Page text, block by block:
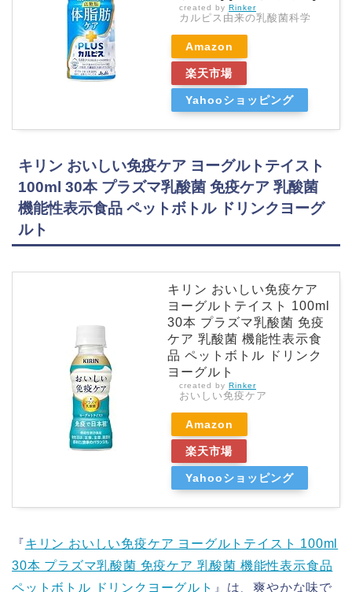
created by Rinker
カルピス由来の乳酸菌科学
Amazon
楽天市場
Yahooショッピング
キリン おいしい免疫ケア ヨーグルトテイスト
100ml 30本 プラズマ乳酸菌 免疫ケア 乳酸菌
機能性表示食品 ペットボトル ドリンクヨーグ
ルト
キリン おいしい免疫ケア
ヨーグルトテイスト 100ml
30本 プラズマ乳酸菌 免疫
ケア 乳酸菌 機能性表示食
品 ペットボトル ドリンク
ヨーグルト
created by Rinker
おいしい免疫ケア
Amazon
楽天市場
Yahooショッピング
『キリン おいしい免疫ケア ヨーグルトテイスト 100ml
30本 プラズマ乳酸菌 免疫ケア 乳酸菌 機能性表示食品
ペットボトル ドリンクヨーグルト 』は、爽やかな味で